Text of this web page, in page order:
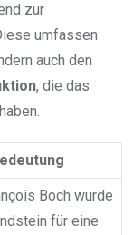
zur
umfassen
auch den
, die das
Boch wurde
für eine